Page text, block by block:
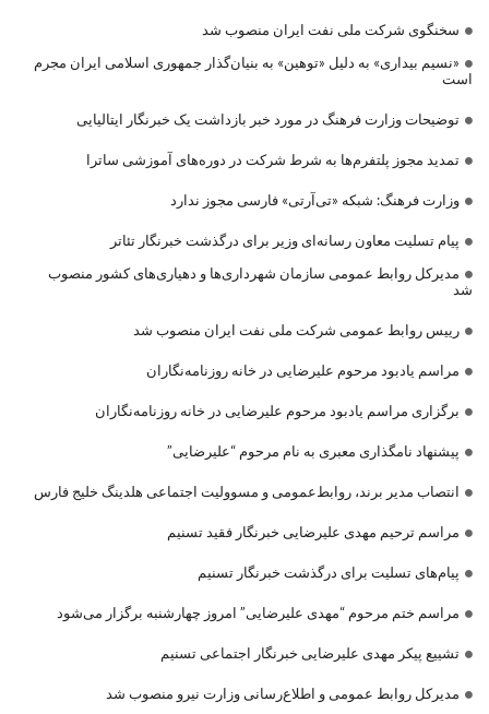
سخنگوی شرکت ملی نفت ایران منصوب شد
«نسیم بیداری» به دلیل «توهین» به بنیان‌گذار جمهوری اسلامی ایران مجرم
است
توضیحات وزارت فرهنگ در مورد خبر بازداشت یک خبرنگار ایتالیایی
تمدید مجوز پلتفرم‌ها به شرط شرکت در دوره‌های آموزشی ساترا
وزارت فرهنگ: شبکه «تی‌آرتی» فارسی مجوز ندارد
پیام تسلیت معاون رسانه‌ای وزیر برای درگذشت خبرنگار تئاتر
مدیرکل روابط عمومی سازمان شهرداری‌ها و دهیاری‌های کشور منصوب
شد
رییس روابط عمومی شرکت ملی نفت ایران منصوب شد
مراسم یادبود مرحوم علیرضایی در خانه روزنامه‌نگاران
برگزاری مراسم یادبود مرحوم علیرضایی در خانه روزنامه‌نگاران
پیشنهاد نامگذاری معبری به نام مرحوم “علیرضایی”
انتصاب مدیر برند، روابط‌عمومی و مسوولیت اجتماعی هلدینگ خلیج فارس
مراسم ترحیم مهدی علیرضایی خبرنگار فقید تسنیم
پیام‌های تسلیت برای درگذشت خبرنگار تسنیم
مراسم ختم مرحوم “مهدی علیرضایی” امروز چهارشنبه برگزار می‌شود
تشییع پیکر مهدی علیرضایی خبرنگار اجتماعی تسنیم
مدیرکل روابط عمومی و اطلاع‌رسانی وزارت نیرو منصوب شد